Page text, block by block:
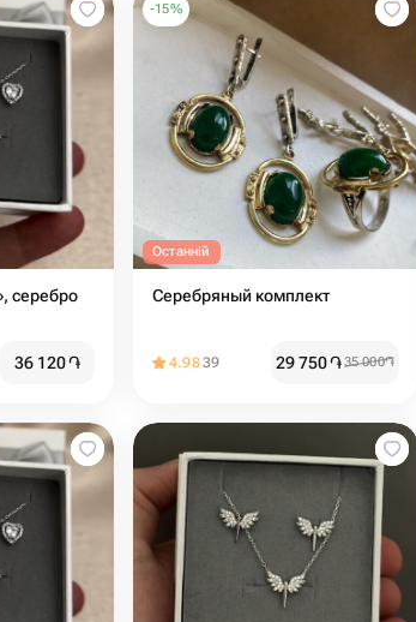
серебро
36 120֏
-15%
Останній
Серебряный комплект
4.9839 29 750֏35 000֏